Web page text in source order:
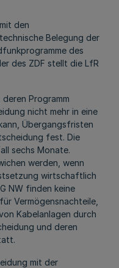
den
Belegung der
des
des ZDF stellt die LfR
Programm
nicht mehr in eine
Übergangsfristen
fest. Die
sechs Monate.
werden, wenn
wirtschaftlich
NW finden keine
Vermögensnachteile,
Kabelanlagen durch
und deren
mit der